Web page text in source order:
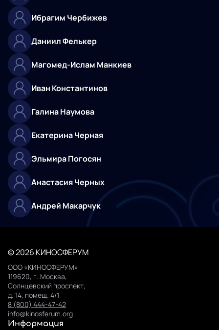
Ибрагим Чербижев
Даниил Фелькер
Магомед-Ислам Манкиев
Иван Константинов
Галина Наумова
Екатерина Черная
Эльмира Погосян
Анастасия Черных
Андрей Макарчук
© 2026 КИНОСФЕРУМ
ООО «КИНОСФЕРУМ»
119620, г. Москва,
Солнцевский проспект,
д. 14, помещ. 4/1
8 (800) 444-47-42
info@kinosferum.org
Информация